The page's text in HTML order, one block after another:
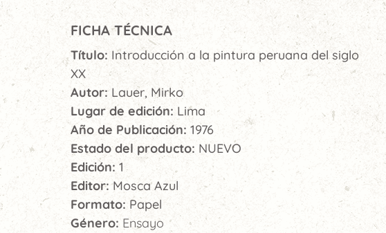
FICHA TÉCNICA
Título: Introducción a la pintura peruana del siglo
XX
Autor: Lauer, Mirko
Lugar de edición: Lima
Año de Publicación: 1976
Estado del producto: NUEVO
Edición: 1
Editor:Mosca Azul
Formato: Papel
Género: Ensayo